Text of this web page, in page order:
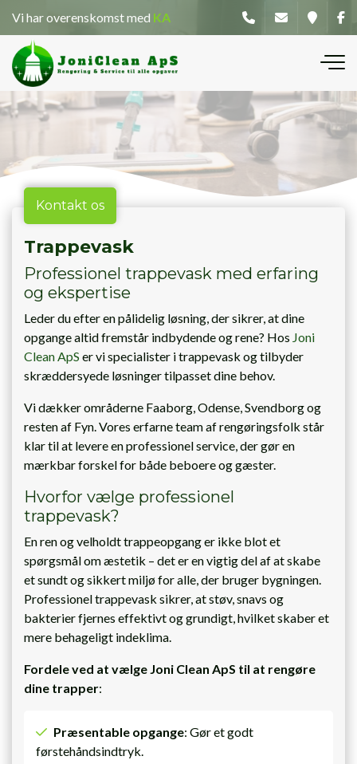
hovedindhold
Vi har overenskomst med KA
Kontakt os
Trappevask
Professionel trappevask med erfaring
og ekspertise
Leder du efter en pålidelig løsning, der sikrer, at dine
opgange altid fremstår indbydende og rene? Hos Joni
Clean ApS er vi specialister i trappevask og tilbyder
skræddersyede løsninger tilpasset dine behov.
Vi dækker områderne Faaborg, Odense, Svendborg og
resten af Fyn. Vores erfarne team af rengøringsfolk står
klar til at levere en professionel service, der gør en
mærkbar forskel for både beboere og gæster.
Hvorfor vælge professionel
trappevask?
En ren og velholdt trappeopgang er ikke blot et
spørgsmål om æstetik – det er en vigtig del af at skabe
et sundt og sikkert miljø for alle, der bruger bygningen.
Professionel trappevask sikrer, at støv, snavs og
bakterier fjernes effektivt og grundigt, hvilket skaber et
mere behageligt indeklima.
Fordele ved at vælge Joni Clean ApS til at rengøre
dine trapper:
Præsentable opgange: Gør et godt
førstehåndsindtryk.